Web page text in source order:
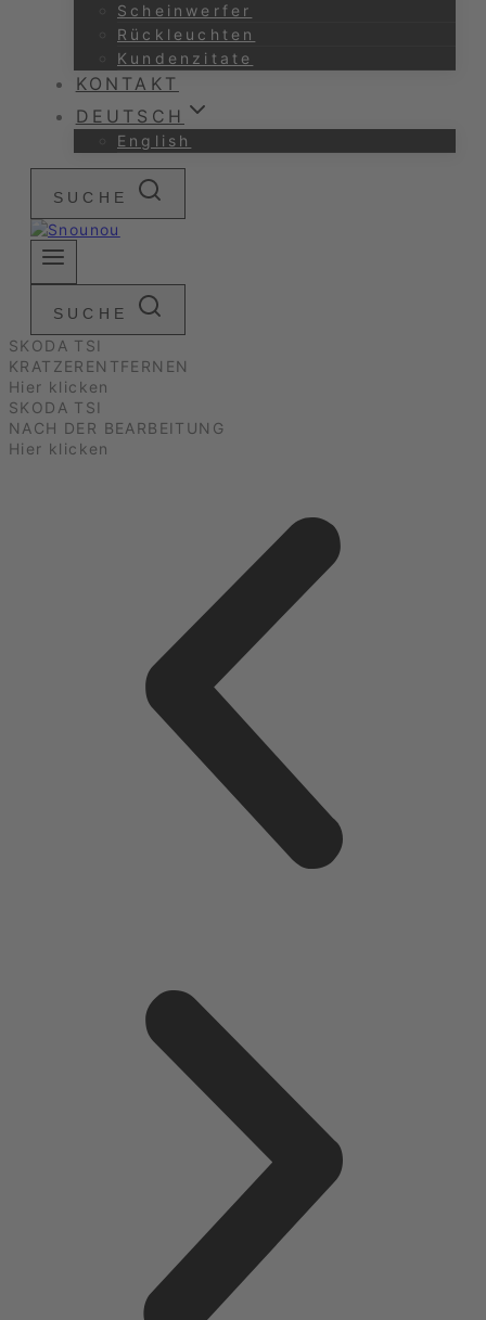
Scheinwerfer
Rückleuchten
Kundenzitate
KONTAKT
DEUTSCH
English
SUCHE
SUCHE
SKODA TSI
KRATZERENTFERNEN
Hier klicken
SKODA TSI
NACH DER BEARBEITUNG
Hier klicken